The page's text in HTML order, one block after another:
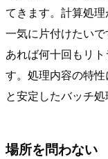
てきます。計算処
一気に片付けたい
あれば何十回もリ
す。処理内容の特
と安定したバッチ処
場所を問わない